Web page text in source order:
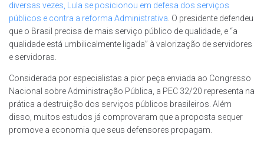
diversas vezes, Lula se posicionou em defesa dos serviços
públicos e contra a reforma Administrativa. O presidente defendeu
que o Brasil precisa de mais serviço público de qualidade, e “a
qualidade está umbilicalmente ligada” à valorização de servidores
e servidoras.
Considerada por especialistas a pior peça enviada ao Congresso
Nacional sobre Administração Pública, a PEC 32/20 representa na
prática a destruição dos serviços públicos brasileiros. Além
disso, muitos estudos já comprovaram que a proposta sequer
promove a economia que seus defensores propagam.